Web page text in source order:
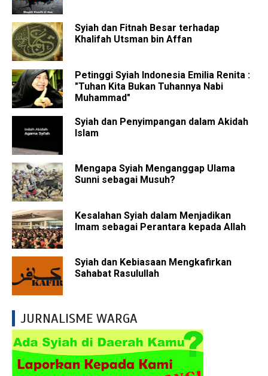
Syiah dan Fitnah Besar terhadap
Khalifah Utsman bin Affan
Petinggi Syiah Indonesia Emilia Renita :
"Tuhan Kita Bukan Tuhannya Nabi
Muhammad"
Syiah dan Penyimpangan dalam Akidah
Islam
Mengapa Syiah Menganggap Ulama
Sunni sebagai Musuh?
Kesalahan Syiah dalam Menjadikan
Imam sebagai Perantara kepada Allah
Syiah dan Kebiasaan Mengkafirkan
Sahabat Rasulullah
JURNALISME WARGA